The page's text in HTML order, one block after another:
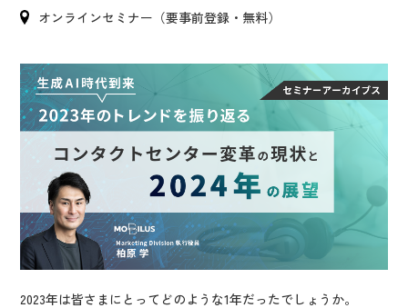
オンラインセミナー（要事前登録・無料）
2023年は皆さまにとってどのような1年だったでしょうか。